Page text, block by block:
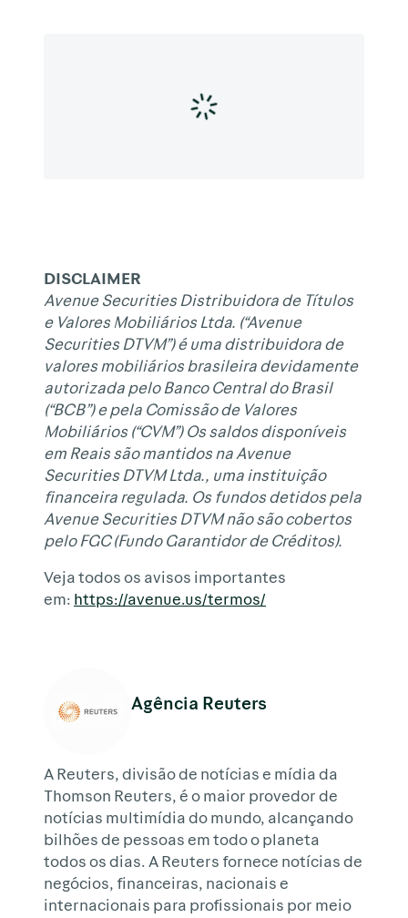
DISCLAIMER
Avenue Securities Distribuidora de Títulos
e Valores Mobiliários Ltda. (“Avenue
Securities DTVM”) é uma distribuidora de
valores mobiliários brasileira devidamente
autorizada pelo Banco Central do Brasil
(“BCB”) e pela Comissão de Valores
Mobiliários (“CVM”) Os saldos disponíveis
em Reais são mantidos na Avenue
Securities DTVM Ltda., uma instituição
financeira regulada. Os fundos detidos pela
Avenue Securities DTVM não são cobertos
pelo FGC (Fundo Garantidor de Créditos).
Veja todos os avisos importantes
em: https://avenue.us/termos/
Agência Reuters
A Reuters, divisão de notícias e mídia da
Thomson Reuters, é o maior provedor de
notícias multimídia do mundo, alcançando
bilhões de pessoas em todo o planeta
todos os dias. A Reuters fornece notícias de
negócios, financeiras, nacionais e
internacionais para profissionais por meio